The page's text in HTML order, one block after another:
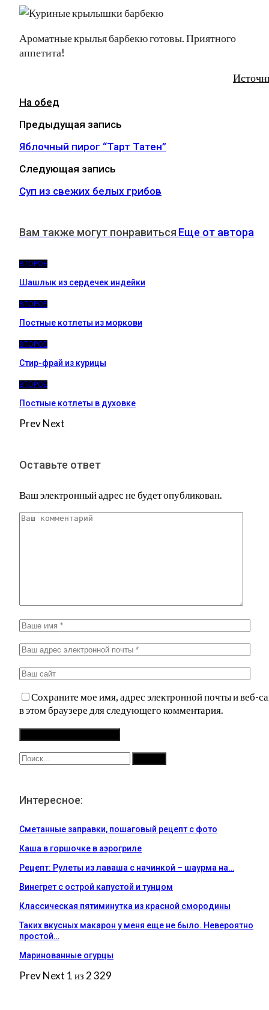
Ароматные крылья барбекю готовы. Приятного
аппетита!
На обед
Предыдущая запись
Яблочный пирог “Тарт Татен”
Следующая запись
Суп из свежих белых грибов
Вам также могут понравиться Еще от автора
ВТОРОЕ
Шашлык из сердечек индейки
ВТОРОЕ
Постные котлеты из моркови
ВТОРОЕ
Стир-фрай из курицы
ВТОРОЕ
Постные котлеты в духовке
PrevNext
Оставьте ответ
Ваш электронный адрес не будет опубликован.
Сохраните мое имя, адрес электронной почты и веб-
в этом браузере для следующего комментария.
Интересное:
Сметанные заправки, пошаговый рецепт с фото
Каша в горшочке в аэрогриле
Рецепт: Рулеты из лаваша с начинкой – шаурма на…
Винегрет с острой капустой и тунцом
Классическая пятиминутка из красной смородины
Таких вкусных макарон у меня еще не было. Невероятно
простой…
Маринованные огурцы
PrevNext 1 из 2 329